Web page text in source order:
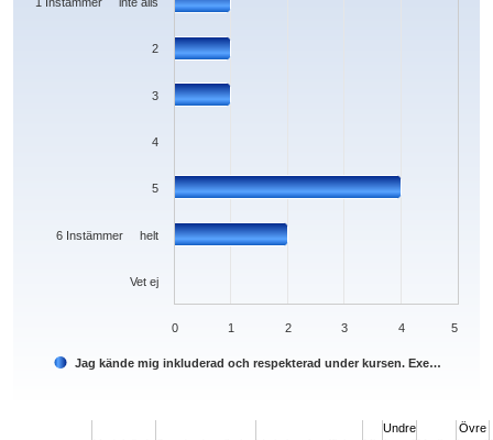
Jag kände mig inkluderad och respekterad under kursen. Exe…
Vet ej
6 Instämmer helt
5
4
3
2
0 1 2 3 4 5
Undre
Övre